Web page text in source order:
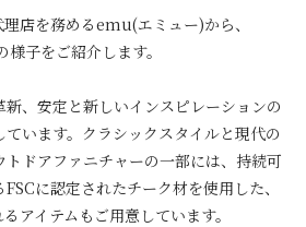
店を務めるemu(エミュー)から、
子をご紹介します。
、安定と新しいインスピレーションの
います。クラシックスタイルと現代の
ドアファニチャーの一部には、持続可
に認定されたチーク材を使用した、
アイテムもご用意しています。